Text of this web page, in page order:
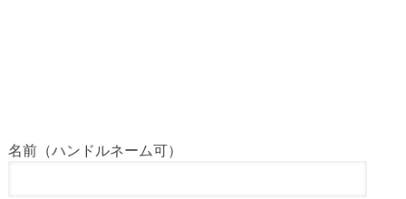
名前（ハンドルネーム可）